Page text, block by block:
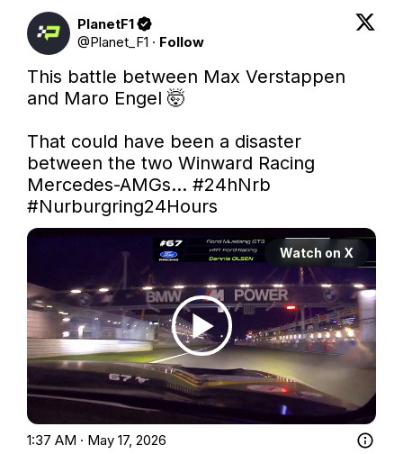
PlanetF1
@Planet_F1 · Follow
This battle between Max Verstappen
and Maro Engel 🤯
That could have been a disaster
between the two Winward Racing
Mercedes-AMGs... #24hNrb
#Nurburgring24Hours
Watch on X
1:37 AM · May 17, 2026